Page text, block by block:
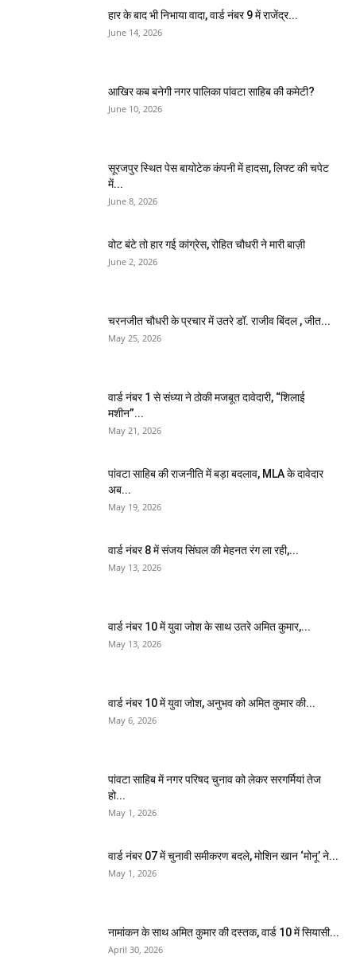
हार के बाद भी निभाया वादा, वार्ड नंबर 9 में राजेंद्र...
June 14, 2026
आखिर कब बनेगी नगर पालिका पांवटा साहिब की कमेटी?
June 10, 2026
सूरजपुर स्थित पेस बायोटेक कंपनी में हादसा, लिफ्ट की चपेट
में...
June 8, 2026
वोट बंटे तो हार गई कांग्रेस, रोहित चौधरी ने मारी बाज़ी
June 2, 2026
चरनजीत चौधरी के प्रचार में उतरे डॉ. राजीव बिंदल , जीत...
May 25, 2026
वार्ड नंबर 1 से संध्या ने ठोकी मजबूत दावेदारी, “शिलाई
मशीन”...
May 21, 2026
पांवटा साहिब की राजनीति में बड़ा बदलाव, MLA के दावेदार
अब...
May 19, 2026
वार्ड नंबर 8 में संजय सिंघल की मेहनत रंग ला रही,...
May 13, 2026
वार्ड नंबर 10 में युवा जोश के साथ उतरे अमित कुमार,...
May 13, 2026
वार्ड नंबर 10 में युवा जोश, अनुभव को अमित कुमार की...
May 6, 2026
पांवटा साहिब में नगर परिषद चुनाव को लेकर सरगर्मियां तेज
हो...
May 1, 2026
वार्ड नंबर 07 में चुनावी समीकरण बदले, मोशिन खान ‘मोनू’ ने...
May 1, 2026
नामांकन के साथ अमित कुमार की दस्तक, वार्ड 10 में सियासी...
April 30, 2026